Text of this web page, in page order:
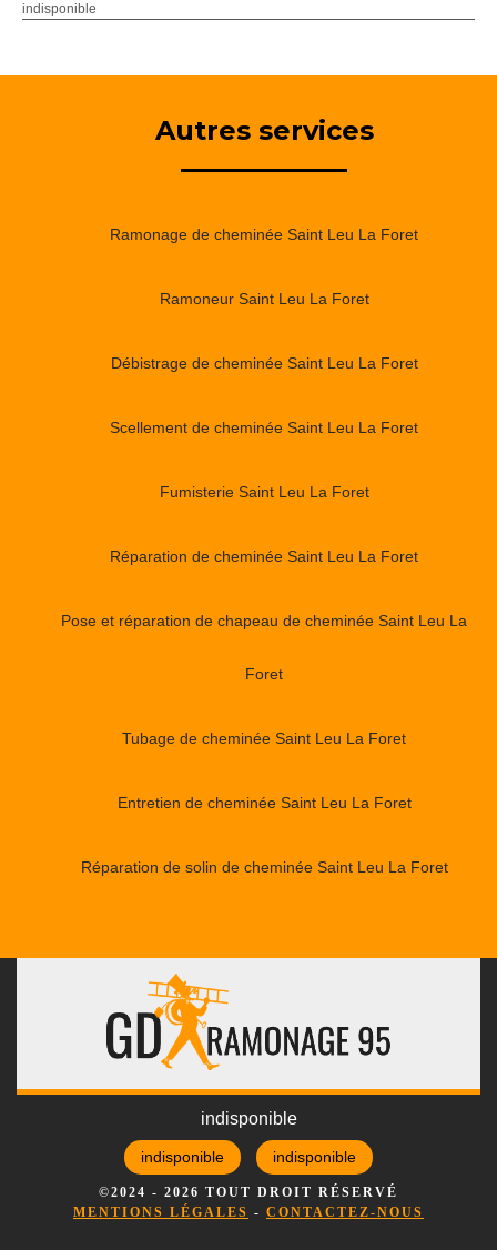
indisponible
Autres services
Ramonage de cheminée Saint Leu La Foret
Ramoneur Saint Leu La Foret
Débistrage de cheminée Saint Leu La Foret
Scellement de cheminée Saint Leu La Foret
Fumisterie Saint Leu La Foret
Réparation de cheminée Saint Leu La Foret
Pose et réparation de chapeau de cheminée Saint Leu La
Foret
Tubage de cheminée Saint Leu La Foret
Entretien de cheminée Saint Leu La Foret
Réparation de solin de cheminée Saint Leu La Foret
indisponible
indisponible indisponible
©2024 - 2026 TOUT DROIT RÉSERVÉ
MENTIONS LÉGALES - CONTACTEZ-NOUS